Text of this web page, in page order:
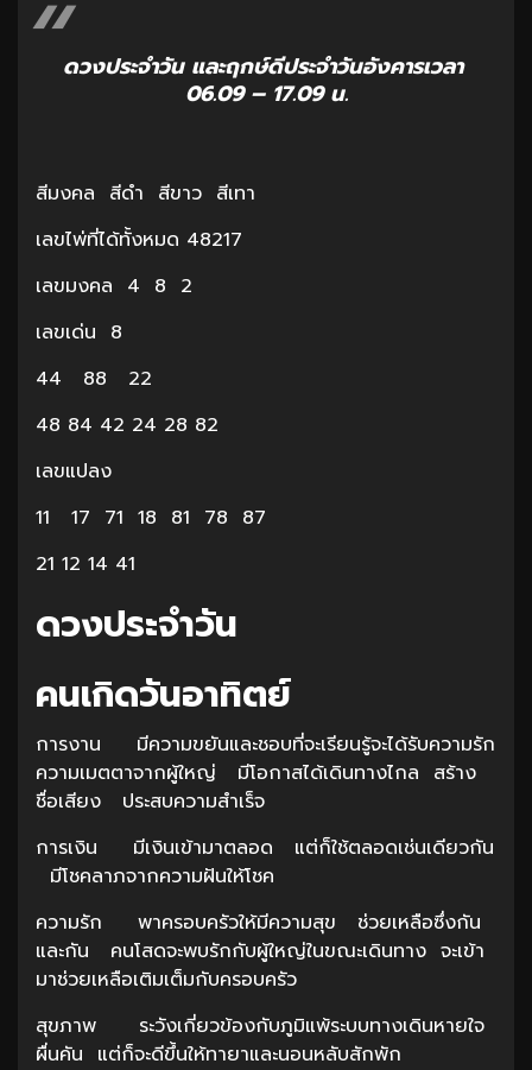
ดวงประจำวัน และฤกษ์ดีประจำวันอังคารเวลา
06.09 – 17.09 น.
สีมงคล สีดำ สีขาว สีเทา
เลขไพ่ที่ได้ทั้งหมด 48217
เลขมงคล 4 8 2
เลขเด่น 8
44 88 22
48 84 42 24 28 82
เลขแปลง
11 17 71 18 81 78 87
21 12 14 41
ดวงประจำวัน
คนเกิดวันอาทิตย์
การงาน มีความขยันและชอบที่จะเรียนรู้จะได้รับความรัก
ความเมตตาจากผู้ใหญ่ มีโอกาสได้เดินทางไกล สร้าง
ชื่อเสียง ประสบความสำเร็จ
การเงิน มีเงินเข้ามาตลอด แต่ก็ใช้ตลอดเช่นเดียวกัน
มีโชคลาภจากความฝันให้โชค
ความรัก พาครอบครัวให้มีความสุข ช่วยเหลือซึ่งกัน
และกัน คนโสดจะพบรักกับผู้ใหญ่ในขณะเดินทาง จะเข้า
มาช่วยเหลือเติมเต็มกับครอบครัว
สุขภาพ ระวังเกี่ยวข้องกับภูมิแพ้ระบบทางเดินหายใจ
ผื่นคัน แต่ก็จะดีขึ้นให้ทายาและนอนหลับสักพัก